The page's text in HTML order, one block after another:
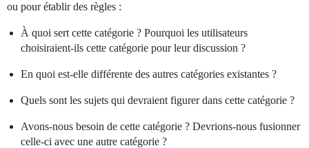
ou pour établir des règles :
À quoi sert cette catégorie ? Pourquoi les utilisateurs
choisiraient-ils cette catégorie pour leur discussion ?
En quoi est-elle différente des autres catégories existantes ?
Quels sont les sujets qui devraient figurer dans cette catégorie ?
Avons-nous besoin de cette catégorie ? Devrions-nous fusionner
celle-ci avec une autre catégorie ?